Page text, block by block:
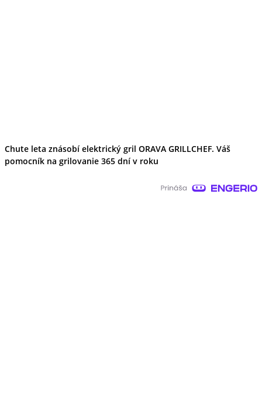
Chute leta znásobí elektrický gril ORAVA GRILLCHEF. Váš
pomocník na grilovanie 365 dní v roku